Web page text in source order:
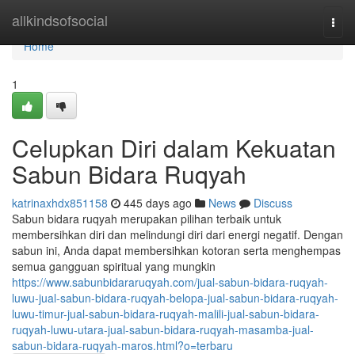
allkindsofsocial
Home
Home
1
Celupkan Diri dalam Kekuatan
Sabun Bidara Ruqyah
katrinaxhdx851158 445 days ago News
Discuss
Sabun bidara ruqyah merupakan pilihan terbaik untuk
membersihkan diri dan melindungi diri dari energi negatif. Dengan
sabun ini, Anda dapat membersihkan kotoran serta menghempas
semua gangguan spiritual yang mungkin
https://www.sabunbidararuqyah.com/jual-sabun-bidara-ruqyah-
luwu-jual-sabun-bidara-ruqyah-belopa-jual-sabun-bidara-ruqyah-
luwu-timur-jual-sabun-bidara-ruqyah-malili-jual-sabun-bidara-
ruqyah-luwu-utara-jual-sabun-bidara-ruqyah-masamba-jual-
sabun-bidara-ruqyah-maros.html?o=terbaru